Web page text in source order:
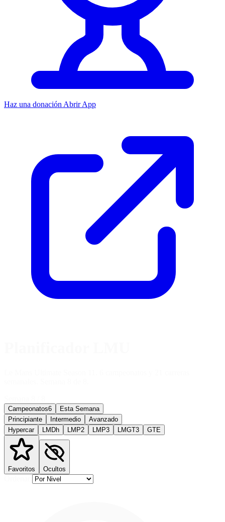
Haz una donación Abrir App
Campeonatos6
Esta Semana
Principiante
Intermedio
Avanzado
Hypercar
LMDh LMP2 LMP3 LMGT3 GTE
Favoritos Ocultos